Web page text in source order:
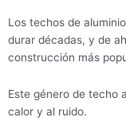
Los techos de
durar décadas, y de
construcción más
Este género de techo
calor y al ruido.